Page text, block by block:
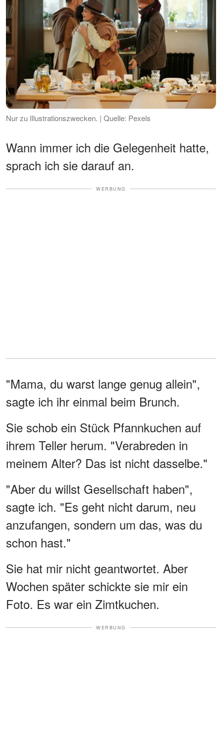
Nur zu Illustrationszwecken. | Quelle: Pexels
Wann immer ich die Gelegenheit hatte,
sprach ich sie darauf an.
WERBUNG
"Mama, du warst lange genug allein",
sagte ich ihr einmal beim Brunch.
Sie schob ein Stück Pfannkuchen auf
ihrem Teller herum. "Verabreden in
meinem Alter? Das ist nicht dasselbe."
"Aber du willst Gesellschaft haben",
sagte ich. "Es geht nicht darum, neu
anzufangen, sondern um das, was du
schon hast."
Sie hat mir nicht geantwortet. Aber
Wochen später schickte sie mir ein
Foto. Es war ein Zimtkuchen.
WERBUNG